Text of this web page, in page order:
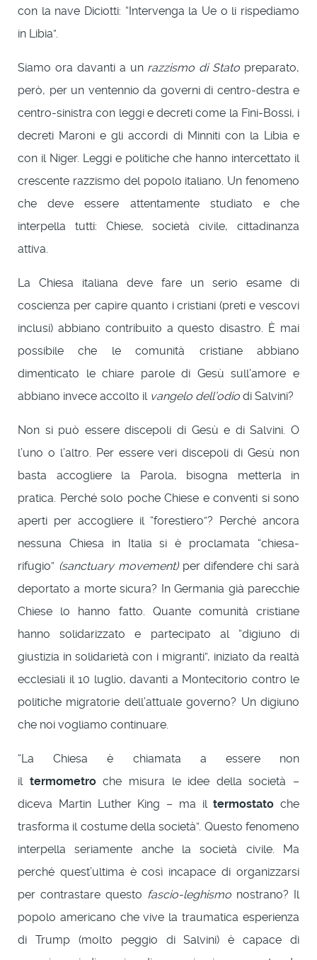
con la nave Diciotti: “Intervenga la Ue o li rispediamo
in Libia”.
Siamo ora davanti a un razzismo di Stato preparato,
però, per un ventennio da governi di centro-destra e
centro-sinistra con leggi e decreti come la Fini-Bossi, i
decreti Maroni e gli accordi di Minniti con la Libia e
con il Niger. Leggi e politiche che hanno intercettato il
crescente razzismo del popolo italiano. Un fenomeno
che deve essere attentamente studiato e che
interpella tutti: Chiese, società civile, cittadinanza
attiva.
La Chiesa italiana deve fare un serio esame di
coscienza per capire quanto i cristiani (preti e vescovi
inclusi) abbiano contribuito a questo disastro. È mai
possibile che le comunità cristiane abbiano
dimenticato le chiare parole di Gesù sull’amore e
abbiano invece accolto il vangelo dell’odio di Salvini?
Non si può essere discepoli di Gesù e di Salvini. O
l’uno o l’altro. Per essere veri discepoli di Gesù non
basta accogliere la Parola, bisogna metterla in
pratica. Perché solo poche Chiese e conventi si sono
aperti per accogliere il “forestiero”? Perché ancora
nessuna Chiesa in Italia si è proclamata “chiesa-
rifugio” (sanctuary movement) per difendere chi sarà
deportato a morte sicura? In Germania già parecchie
Chiese lo hanno fatto. Quante comunità cristiane
hanno solidarizzato e partecipato al “digiuno di
giustizia in solidarietà con i migranti”, iniziato da realtà
ecclesiali il 10 luglio, davanti a Montecitorio contro le
politiche migratorie dell’attuale governo? Un digiuno
che noi vogliamo continuare.
“La Chiesa è chiamata a essere non
il termometroche misura le idee della società –
diceva Martin Luther King – ma iltermostato che
trasforma il costume della società”. Questo fenomeno
interpella seriamente anche la società civile. Ma
perché quest’ultima è così incapace di organizzarsi
per contrastare questo fascio-leghismo nostrano? Il
popolo americano che vive la traumatica esperienza
di Trump (molto peggio di Salvini) è capace di